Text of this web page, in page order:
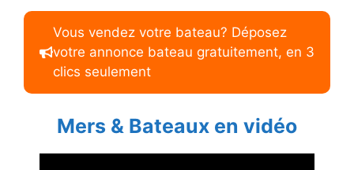
Vous vendez votre bateau? Déposez
votre annonce bateau gratuitement, en 3
clics seulement
Mers & Bateaux en vidéo